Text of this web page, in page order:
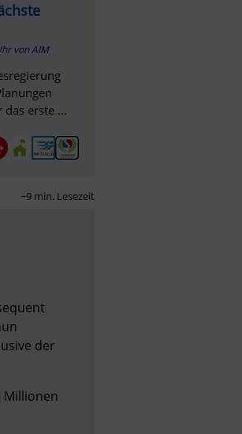
vonAIM
erste ...
~9 min. Lesezeit
der
Millionen